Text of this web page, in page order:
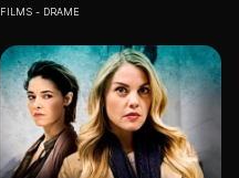
FILMS DRAME